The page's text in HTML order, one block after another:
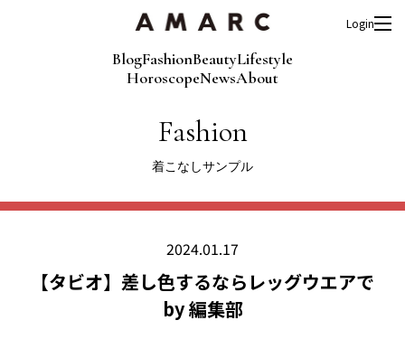
BlogFashionBeautyLifestyle
HoroscopeNewsAbout
Login
Fashion
着こなしサンプル
2024.01.17
【タビオ】差し色するならレッグウエアで
by 編集部